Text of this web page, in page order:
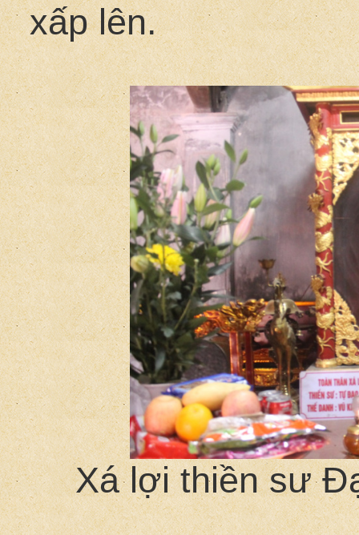
xấp lên.
Xá lợi thiền sư